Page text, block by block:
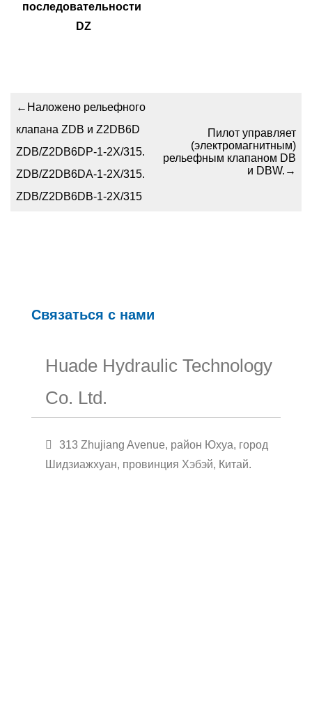
последовательности
DZ
← Наложено рельефного
клапана ZDB и Z2DB6D
ZDB/Z2DB6DP-1-2X/315.
ZDB/Z2DB6DA-1-2X/315.
ZDB/Z2DB6DB-1-2X/315
Пилот управляет
(электромагнитным)
рельефным клапаном DB
и DBW. →
Связаться с нами
Huade Hydraulic Technology
Co. Ltd.
313 Zhujiang Avenue, район Юхуа, город
Шидзиажхуан, провинция Хэбэй, Китай.